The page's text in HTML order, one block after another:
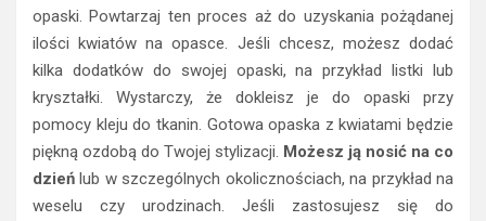
opaski. Powtarzaj ten proces aż do uzyskania pożądanej
ilości kwiatów na opasce. Jeśli chcesz, możesz dodać
kilka dodatków do swojej opaski, na przykład listki lub
kryształki. Wystarczy, że dokleisz je do opaski przy
pomocy kleju do tkanin. Gotowa opaska z kwiatami będzie
piękną ozdobą do Twojej stylizacji. Możesz ją nosić na co
dzień lub w szczególnych okolicznościach, na przykład na
weselu czy urodzinach. Jeśli zastosujesz się do